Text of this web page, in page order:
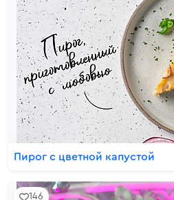
Пирог с цветной капустой
146